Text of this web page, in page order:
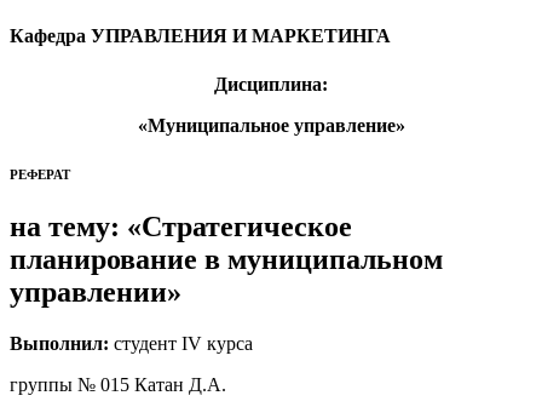
Кафедра УПРАВЛЕНИЯ И МАРКЕТИНГА
Дисциплина:
«Муниципальное управление»
РЕФЕРАТ
на тему: «Стратегическое
планирование в муниципальном
управлении»
Выполнил: студент IV курса
группы № 015 Катан Д.А.